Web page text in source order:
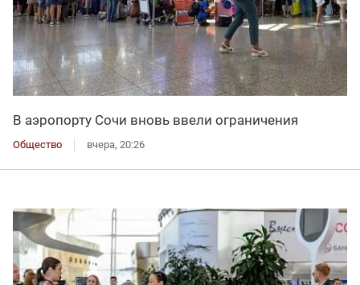
В аэропорту Сочи вновь ввели ограничения
Общество вчера, 20:26